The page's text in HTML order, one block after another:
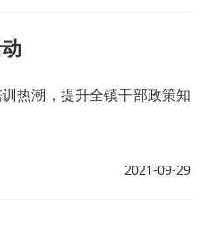
热潮，提升全镇干部政策知
2021-09-29